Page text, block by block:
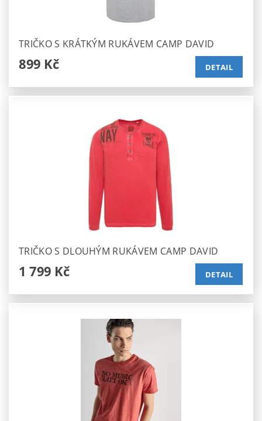
TRIČKO S KRÁTKÝM RUKÁVEM CAMP DAVID
899 Kč DETAIL
TRIČKO S DLOUHÝM RUKÁVEM CAMP DAVID
1 799 Kč DETAIL